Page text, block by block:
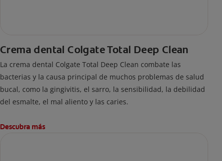
Crema dental Colgate Total Deep Clean
La crema dental Colgate Total Deep Clean combate las
bacterias y la causa principal de muchos problemas de salud
bucal, como la gingivitis, el sarro, la sensibilidad, la debilidad
del esmalte, el mal aliento y las caries.
Descubra más